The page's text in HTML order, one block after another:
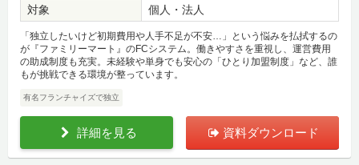
対象 個人・法人
「独立したいけど初期費用や人手不足が不安…」という悩みを払拭するの
が『ファミリーマート』のFCシステム。働きやすさを重視し、運営費用
の助成制度も充実。未経験や単身でも安心の「ひとり加盟制度」など、誰
もが挑戦できる環境が整っています。
有名フランチャイズで独立
詳細を見る 資料ダウンロード